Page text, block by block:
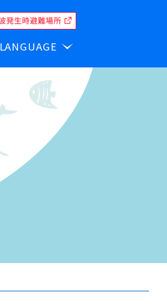
LANGUAGE